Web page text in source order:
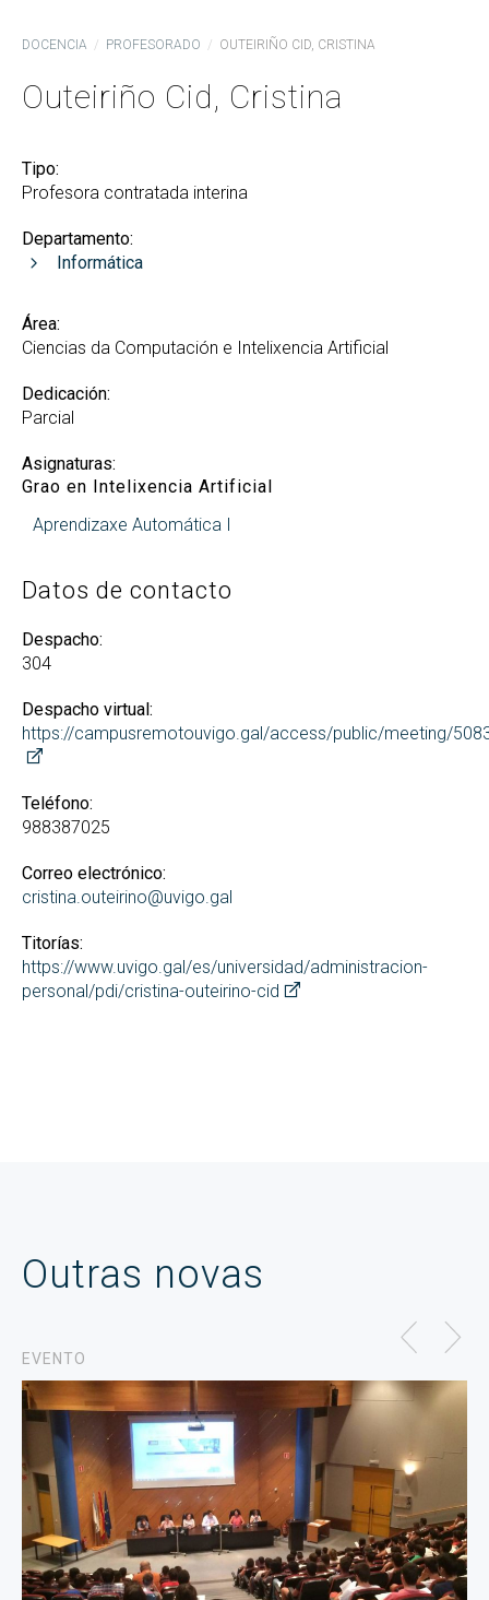
DOCENCIA PROFESORADO OUTEIRIÑO CID, CRISTINA
Outeiriño Cid, Cristina
Tipo:
Profesora contratada interina
Departamento:
Informática
Área:
Ciencias da Computación e Intelixencia Artificial
Dedicación:
Parcial
Asignaturas:
Grao en Intelixencia Artificial
Aprendizaxe Automática I
Datos de contacto
Despacho:
304
Despacho virtual:
https://campusremotouvigo.gal/access/public/meeting/
Teléfono:
988387025
Correo electrónico:
cristina.outeirino@uvigo.gal
Titorías:
https://www.uvigo.gal/es/universidad/administracion-
personal/pdi/cristina-outeirino-cid
Outras novas
EVENTO